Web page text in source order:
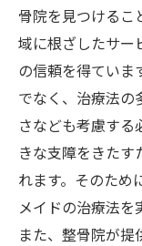
現代医
地域密着型
者へのきめ
患者一
性
長年の
地域の
患者の
骨院を見つけるこ
域に根ざしたサー
の信頼を得ていま
でなく、治療法の
さなども考慮する
きな支障をきたす
れます。そのため
メイドの治療法を
また、整骨院が